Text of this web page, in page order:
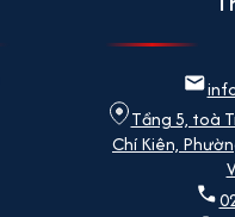
Tầng 5, toà
Chí Kiên,